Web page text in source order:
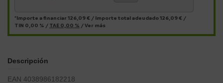
*Importe a financiar 126,09 € / Importe total adeudado126,09 € /
TIN 0,00 % / TAE 0,00 % /Ver más
Descripción
EAN 4038986182218